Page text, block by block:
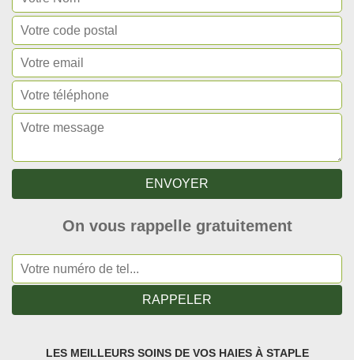
On vous rappelle gratuitement
LES MEILLEURS SOINS DE VOS HAIES À STAPLE